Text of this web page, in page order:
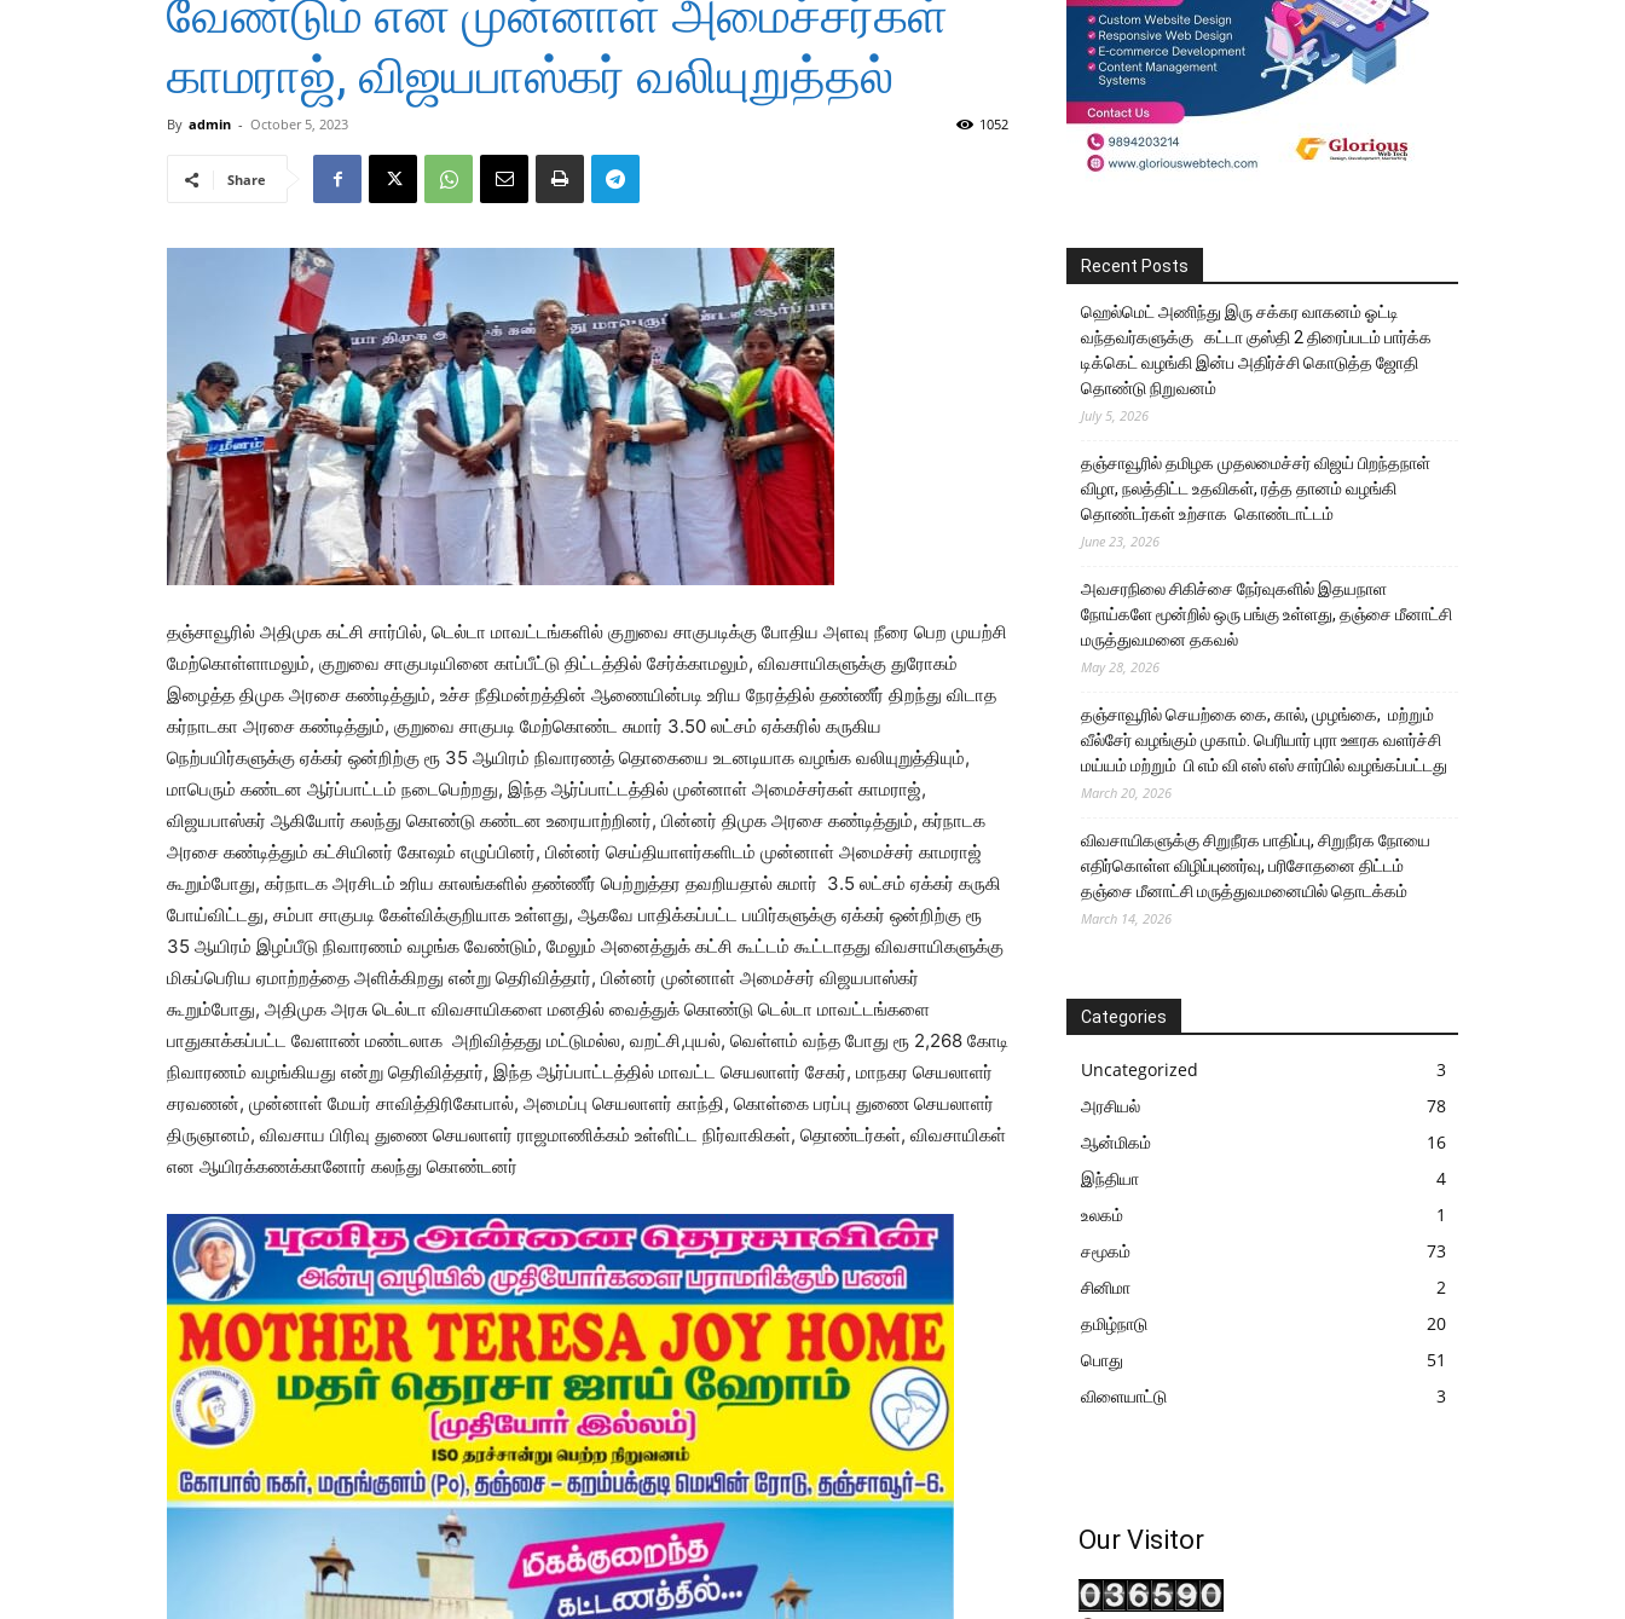
வேண்டும் என முன்னாள் அமைச்சர்கள்
காமராஜ், விஜயபாஸ்கர் வலியுறுத்தல்
By admin - October 5, 2023 1052
Share
தஞ்சாவூரில் அதிமுக கட்சி சார்பில், டெல்டா மாவட்டங்களில் குறுவை சாகுபடிக்கு போதிய அளவு நீரை பெற முயற்சி
மேற்கொள்ளாமலும், குறுவை சாகுபடியினை காப்பீட்டு திட்டத்தில் சேர்க்காமலும், விவசாயிகளுக்கு துரோகம்
இழைத்த திமுக அரசை கண்டித்தும், உச்ச நீதிமன்றத்தின் ஆணையின்படி உரிய நேரத்தில் தண்ணீர் திறந்து விடாத
கர்நாடகா அரசை கண்டித்தும், குறுவை சாகுபடி மேற்கொண்ட சுமார் 3.50 லட்சம் ஏக்கரில் கருகிய
நெற்பயிர்களுக்கு ஏக்கர் ஒன்றிற்கு ரூ 35 ஆயிரம் நிவாரணத் தொகையை உடனடியாக வழங்க வலியுறுத்தியும்,
மாபெரும் கண்டன ஆர்ப்பாட்டம் நடைபெற்றது, இந்த ஆர்ப்பாட்டத்தில் முன்னாள் அமைச்சர்கள் காமராஜ்,
விஜயபாஸ்கர் ஆகியோர் கலந்து கொண்டு கண்டன உரையாற்றினர், பின்னர் திமுக அரசை கண்டித்தும், கர்நாடக
அரசை கண்டித்தும் கட்சியினர் கோஷம் எழுப்பினர், பின்னர் செய்தியாளர்களிடம் முன்னாள் அமைச்சர் காமராஜ்
கூறும்போது, கர்நாடக அரசிடம் உரிய காலங்களில் தண்ணீர் பெற்றுத்தர தவறியதால் சுமார் 3.5 லட்சம் ஏக்கர் கருகி
போய்விட்டது, சம்பா சாகுபடி கேள்விக்குறியாக உள்ளது, ஆகவே பாதிக்கப்பட்ட பயிர்களுக்கு ஏக்கர் ஒன்றிற்கு ரூ
35 ஆயிரம் இழப்பீடு நிவாரணம் வழங்க வேண்டும், மேலும் அனைத்துக் கட்சி கூட்டம் கூட்டாதது விவசாயிகளுக்கு
மிகப்பெரிய ஏமாற்றத்தை அளிக்கிறது என்று தெரிவித்தார், பின்னர் முன்னாள் அமைச்சர் விஜயபாஸ்கர்
கூறும்போது, அதிமுக அரசு டெல்டா விவசாயிகளை மனதில் வைத்துக் கொண்டு டெல்டா மாவட்டங்களை
பாதுகாக்கப்பட்ட வேளாண் மண்டலாக அறிவித்தது மட்டுமல்ல, வறட்சி,புயல், வெள்ளம் வந்த போது ரூ 2,268 கோடி
நிவாரணம் வழங்கியது என்று தெரிவித்தார், இந்த ஆர்ப்பாட்டத்தில் மாவட்ட செயலாளர் சேகர், மாநகர செயலாளர்
சரவணன், முன்னாள் மேயர் சாவித்திரிகோபால், அமைப்பு செயலாளர் காந்தி, கொள்கை பரப்பு துணை செயலாளர்
திருஞானம், விவசாய பிரிவு துணை செயலாளர் ராஜமாணிக்கம் உள்ளிட்ட நிர்வாகிகள், தொண்டர்கள், விவசாயிகள்
என ஆயிரக்கணக்கானோர் கலந்து கொண்டனர்
Recent Posts
ஹெல்மெட் அணிந்து இரு சக்கர வாகனம் ஓட்டி
வந்தவர்களுக்கு கட்டா குஸ்தி 2 திரைப்படம் பார்க்க
டிக்கெட் வழங்கி இன்ப அதிர்ச்சி கொடுத்த ஜோதி
தொண்டு நிறுவனம்
July 5, 2026
தஞ்சாவூரில் தமிழக முதலமைச்சர் விஜய் பிறந்தநாள்
விழா, நலத்திட்ட உதவிகள், ரத்த தானம் வழங்கி
தொண்டர்கள் உற்சாக கொண்டாட்டம்
June 23, 2026
அவசரநிலை சிகிச்சை நேர்வுகளில் இதயநாள
நோய்களே மூன்றில் ஒரு பங்கு உள்ளது, தஞ்சை மீனாட்சி
மருத்துவமனை தகவல்
May 28, 2026
தஞ்சாவூரில் செயற்கை கை, கால், முழங்கை, மற்றும்
வீல்சேர் வழங்கும் முகாம். பெரியார் புரா ஊரக வளர்ச்சி
மய்யம் மற்றும் பி எம் வி எஸ் எஸ் சார்பில் வழங்கப்பட்டது
March 20, 2026
விவசாயிகளுக்கு சிறுநீரக பாதிப்பு, சிறுநீரக நோயை
எதிர்கொள்ள விழிப்புணர்வு, பரிசோதனை திட்டம்
தஞ்சை மீனாட்சி மருத்துவமனையில் தொடக்கம்
March 14, 2026
Categories
Uncategorized
3
அரசியல்
78
ஆன்மிகம்
16
இந்தியா
4
உலகம்
1
சமூகம்
73
சினிமா
2
தமிழ்நாடு
20
பொது
51
விளையாட்டு
3
Our Visitor